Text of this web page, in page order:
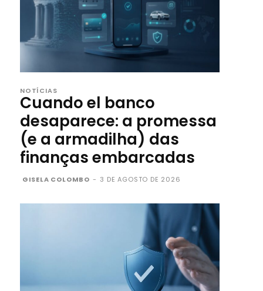
NOTÍCIAS
Cuando el banco
desaparece: a promessa
(e a armadilha) das
finanças embarcadas
GISELA COLOMBO - 3 DE AGOSTO DE 2026